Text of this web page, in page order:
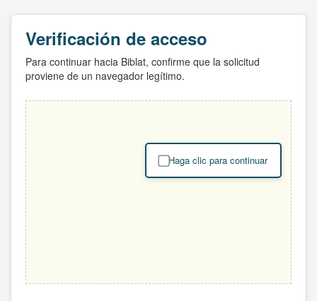
Verificación de acceso
Para continuar hacia Biblat, confirme que la solicitud
proviene de un navegador legítimo.
Haga clic para continuar